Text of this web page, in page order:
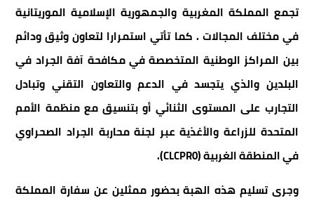
تجمع المملكة المغربية والجمهورية الإسلامية الموريتانية
في مختلف المجالات . كما تأتي استمرارا لتعاون وثيق ودائم
بين المراكز الوطنية المتخصصة في مكافحة آفة الجراد في
البلدين والذي يتجسد في الدعم والتعاون التقني وتبادل
التجارب على المستوى الثنائي أو بتنسيق مع منظمة الأمم
المتحدة للزراعة والأغذية عبر لجنة محاربة الجراد الصحراوي
في المنطقة الغربية (CLCPR0).
وجرى تسليم هذه الهبة بحضور ممثلين عن سفارة المملكة